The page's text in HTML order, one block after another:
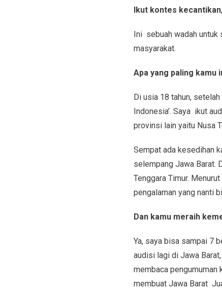
Ikut kontes kecantikan,
Ini sebuah wadah untuk
masyarakat.
Apa yang paling
Di usia 18 tahun,
Indonesia’. Saya ikut
provinsi lain yaitu Nusa
Sempat ada kesedihan
selempang Jawa Barat.
Tenggara Timur.
pengalaman yang nanti
Dan kamu meraih
Ya, saya bisa sampai 7
audisi lagi di Jawa
membaca pengumuman
membuat Jawa Barat